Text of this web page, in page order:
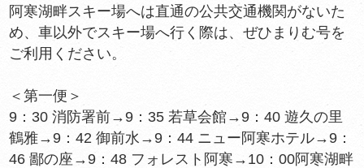
阿寒湖畔スキー場へは直通の公共交通機関がないた
め、車以外でスキー場へ行く際は、ぜひまりむ号を
ご利用ください。
＜第一便＞
9：30 消防署前→9：35 若草会館→9：40 遊久の里
鶴雅→9：42 御前水→9：44 ニュー阿寒ホテル→9：
46 鄙の座→9：48 フォレスト阿寒→10：00阿寒湖畔